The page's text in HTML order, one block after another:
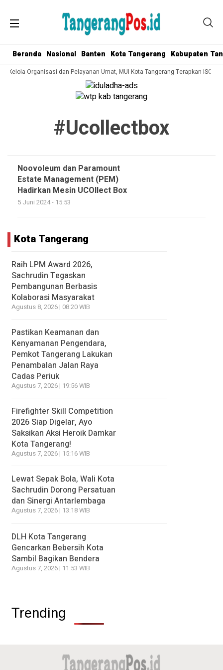
Beranda Nasional Banten Kota Tangerang Kabupaten
Kelola Organisasi dan Pelayanan Umat, MUI Kota Tangerang Terapkan ISO
#ucollectbox
Noovoleum dan Paramount
Estate Management (PEM)
Hadirkan Mesin UCOllect Box
5 Juni 2024 - 15:53
Kota Tangerang
Raih LPM Award 2026,
Sachrudin Tegaskan
Pembangunan Berbasis
Kolaborasi Masyarakat
Agustus 8, 2026 | 08:20 WIB
Pastikan Keamanan dan
Kenyamanan Pengendara,
Pemkot Tangerang Lakukan
Penambalan Jalan Raya
Cadas Periuk
Agustus 7, 2026 | 19:56 WIB
Firefighter Skill Competition
2026 Siap Digelar, Ayo
Saksikan Aksi Heroik Damkar
Kota Tangerang!
Agustus 7, 2026 | 15:16 WIB
Lewat Sepak Bola, Wali Kota
Sachrudin Dorong Persatuan
dan Sinergi Antarlembaga
Agustus 7, 2026 | 13:18 WIB
DLH Kota Tangerang
Gencarkan Bebersih Kota
Sambil Bagikan Bendera
Agustus 7, 2026 | 11:53 WIB
Trending